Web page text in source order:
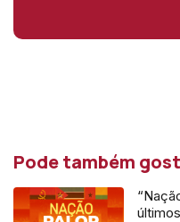
Carlos
Gelson
Pode também